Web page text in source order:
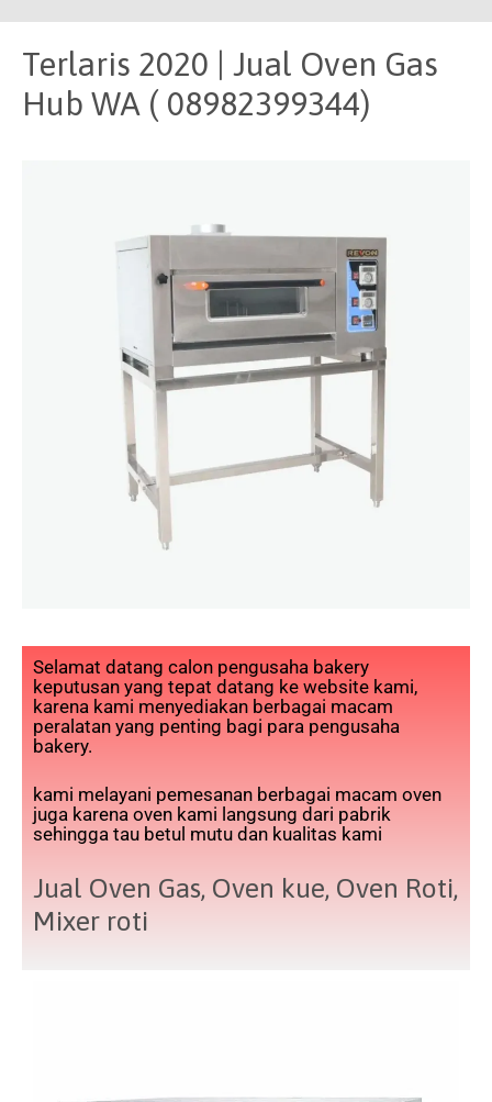
Terlaris 2020 | Jual Oven Gas
Hub WA ( 08982399344)
Selamat datang calon pengusaha bakery
keputusan yang tepat datang ke website kami,
karena kami menyediakan berbagai macam
peralatan yang penting bagi para pengusaha
bakery.
kami melayani pemesanan berbagai macam oven
juga karena oven kami langsung dari pabrik
sehingga tau betul mutu dan kualitas kami
Jual Oven Gas, Oven kue, Oven Roti,
Mixer roti